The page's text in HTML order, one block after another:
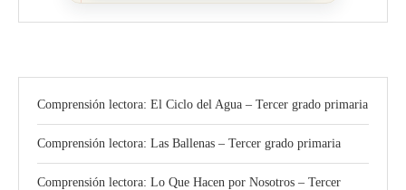
Comprensión lectora: El Ciclo del Agua – Tercer grado primaria
Comprensión lectora: Las Ballenas – Tercer grado primaria
Comprensión lectora: Lo Que Hacen por Nosotros – Tercer